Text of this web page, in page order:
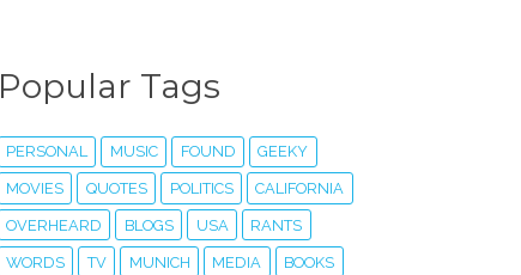
Popular Tags
PERSONAL MUSIC FOUND GEEKY
MOVIES QUOTES POLITICS CALIFORNIA
OVERHEARD BLOGS USA RANTS
WORDS TV MUNICH MEDIA BOOKS